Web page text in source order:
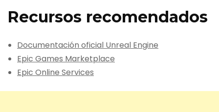
Recursos recomendados
Documentación oficial Unreal Engine
Epic Games Marketplace
Epic Online Services